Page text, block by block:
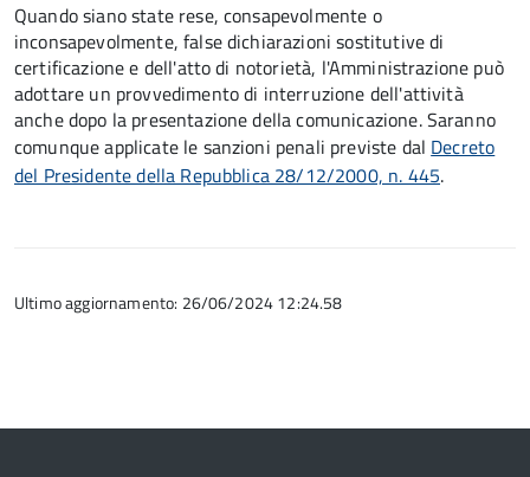
Quando siano state rese, consapevolmente o
inconsapevolmente, false dichiarazioni sostitutive di
certificazione e dell'atto di notorietà, l'Amministrazione può
adottare un provvedimento di interruzione dell'attività
anche dopo la presentazione della comunicazione. Saranno
comunque applicate le sanzioni penali previste dal Decreto
del Presidente della Repubblica 28/12/2000, n. 445.
Ultimo aggiornamento: 26/06/2024 12:24.58